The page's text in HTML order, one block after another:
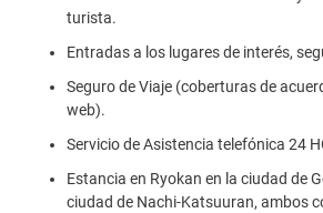
turista.
Entradas a los lugares de interés,
Seguro de Viaje (coberturas de
web).
Servicio de Asistencia telefónica 24
Estancia en Ryokan en la ciudad de
ciudad de Nachi-Katsuuran, ambos